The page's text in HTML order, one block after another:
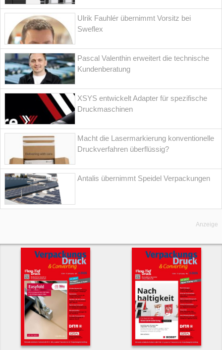
Ulrik Fauhlér übernimmt Vorsitz bei
Sweflex
Pascal Valenthin erweitert die technische
Kundenberatung
XSYS entwickelt Adapter für spezifische
Druckmaschinen
Macht die Lasermarkierung konventionelle
Druckverfahren überflüssig?
Antalis übernimmt Speidel Verpackungen
Anzeige